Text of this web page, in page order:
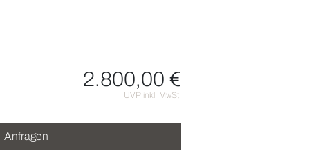
2.800,00 €
UVP inkl. MwSt.
Anfragen